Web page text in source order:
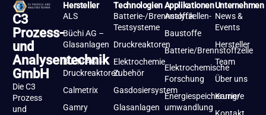
C3
Prozess-
und
Analysentechnik
GmbH
Die C3
Prozess
und
Hersteller
ALS
Büchi AG –
Glasanlagen
Büchi AG –
Druckreaktoren
Calmetrix
Gamry
Technologien
Batterie-/Brennstoffzellen-
Testsysteme
Druckreaktoren
Elektrochemie
Zubehör
Gasdosiersystem
Glasanlagen
Applikationen
Analytik
Baustoffe
Batterie/Brennstoffzelle
Elektrochemische
Forschung
Energiespeicherung/-
umwandlung
Unternehmen
News &
Events
Hersteller
Team
Über uns
Karriere